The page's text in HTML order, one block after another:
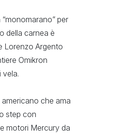
per
della carnea è
Lorenzo Argento
Omikron
vela.
che ama
step con
motori Mercury da